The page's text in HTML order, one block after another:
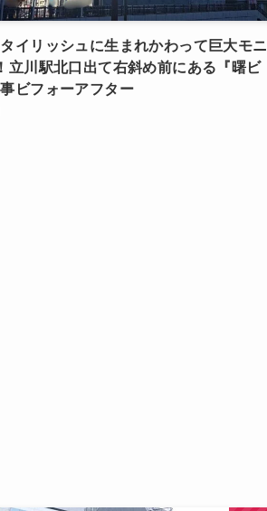
イリッシュに生まれかわって巨大モニ
立川駅北口出て右斜め前にある『曙ビ
ビフォーアフター